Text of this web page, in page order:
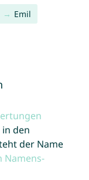
Emil
den
der Name
Namens-